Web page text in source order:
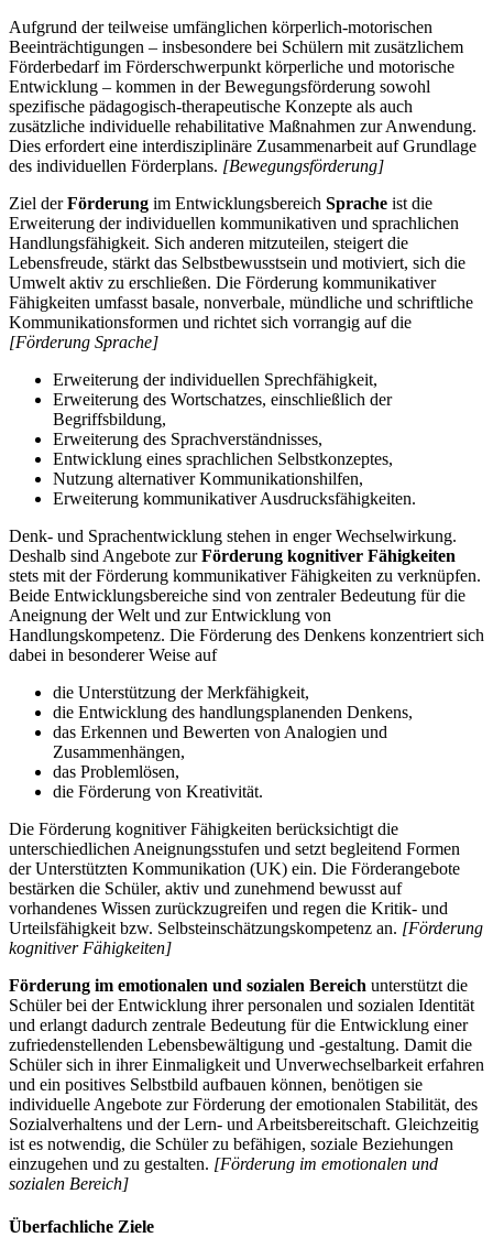
Aufgrund der teilweise umfänglichen körperlich-motorischen
Beeinträchtigungen – insbesondere bei Schülern mit zusätzlichem
Förderbedarf im Förderschwerpunkt körperliche und motorische
Entwicklung – kommen in der Bewegungsförderung sowohl
spezifische pädagogisch-therapeutische Konzepte als auch
zusätzliche individuelle rehabilitative Maßnahmen zur Anwendung.
Dies erfordert eine interdisziplinäre Zusammenarbeit auf Grundlage
des individuellen Förderplans. [Bewegungsförderung]
Ziel derFörderung im Entwicklungsbereich Sprache ist die
Erweiterung der individuellen kommunikativen und sprachlichen
Handlungsfähigkeit. Sich anderen mitzuteilen, steigert die
Lebensfreude, stärkt das Selbstbewusstsein und motiviert, sich die
Umwelt aktiv zu erschließen. Die Förderung kommunikativer
Fähigkeiten umfasst basale, nonverbale, mündliche und schriftliche
Kommunikationsformen und richtet sich vorrangig auf die
[Förderung Sprache]
Erweiterung der individuellen Sprechfähigkeit,
Erweiterung des Wortschatzes, einschließlich der
Begriffsbildung,
Erweiterung des Sprachverständnisses,
Entwicklung eines sprachlichen Selbstkonzeptes,
Nutzung alternativer Kommunikationshilfen,
Erweiterung kommunikativer Ausdrucksfähigkeiten.
Denk- und Sprachentwicklung stehen in enger Wechselwirkung.
Deshalb sind Angebote zurFörderung kognitiver Fähigkeiten
stets mit der Förderung kommunikativer Fähigkeiten zu verknüpfen.
Beide Entwicklungsbereiche sind von zentraler Bedeutung für die
Aneignung der Welt und zur Entwicklung von
Handlungskompetenz. Die Förderung des Denkens konzentriert sich
dabei in besonderer Weise auf
die Unterstützung der Merkfähigkeit,
die Entwicklung des handlungsplanenden Denkens,
das Erkennen und Bewerten von Analogien und
Zusammenhängen,
das Problemlösen,
die Förderung von Kreativität.
Die Förderung kognitiver Fähigkeiten berücksichtigt die
unterschiedlichen Aneignungsstufen und setzt begleitend Formen
der Unterstützten Kommunikation (UK) ein. Die Förderangebote
bestärken die Schüler, aktiv und zunehmend bewusst auf
vorhandenes Wissen zurückzugreifen und regen die Kritik- und
Urteilsfähigkeit bzw. Selbsteinschätzungskompetenz an. [Förderung
kognitiver Fähigkeiten]
Förderung im emotionalen und sozialen Bereich unterstützt die
Schüler bei der Entwicklung ihrer personalen und sozialen Identität
und erlangt dadurch zentrale Bedeutung für die Entwicklung einer
zufriedenstellenden Lebensbewältigung und -gestaltung. Damit die
Schüler sich in ihrer Einmaligkeit und Unverwechselbarkeit erfahren
und ein positives Selbstbild aufbauen können, benötigen sie
individuelle Angebote zur Förderung der emotionalen Stabilität, des
Sozialverhaltens und der Lern- und Arbeitsbereitschaft. Gleichzeitig
ist es notwendig, die Schüler zu befähigen, soziale Beziehungen
einzugehen und zu gestalten. [Förderung im emotionalen und
sozialen Bereich]
Überfachliche Ziele